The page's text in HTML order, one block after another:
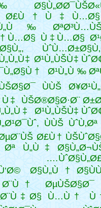
Ø£Ù†Ù‡Ù…Ø§
Ù‡Ù…Ø§
Ø¹Ù„ÙŠÙ‡
Ø¹Ù„Ù‰
ÙÙŠ
ÙŠØ®Ø§Ø·Ø¨
Ø¹Ù„ÙŠÙ‡
ÙÙŠ
Ø£Ù†
Ù„Ù‡
ØµÙŠØ§Ø¯
Ù…Ù†